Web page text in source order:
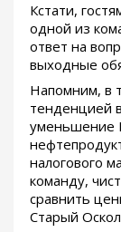
Кстати,
одной из
ответ на
выходные
Напомним, в
тенденцией
уменьшение
налогового
команду,
сравнить
Старый